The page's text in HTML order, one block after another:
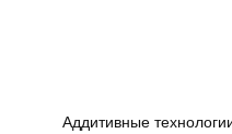
Аддитивные